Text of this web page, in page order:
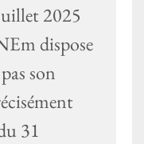
2025
dispose
son
31